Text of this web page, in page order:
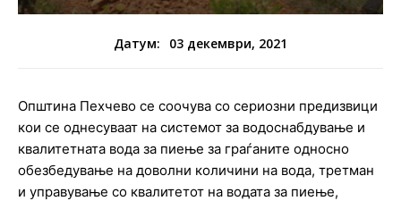
Датум: 03 декември, 2021
Општина Пехчево се соочува со сериозни предизвици
кои се однесуваат на системот за водоснабдување и
квалитетната вода за пиење за граѓаните односно
обезбедување на доволни количини на вода, третман
и управување со квалитетот на водата за пиење,